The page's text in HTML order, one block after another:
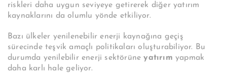
riskleri daha uygun seviyeye getirerek diğer yatırım
kaynaklarını da olumlu yönde etkiliyor.
Bazı ülkeler yenilenebilir enerji kaynağına geçiş
sürecinde teşvik amaçlı politikaları oluşturabiliyor. Bu
durumda yenilebilir enerji sektörüneyatırım yapmak
daha karlı hale geliyor.